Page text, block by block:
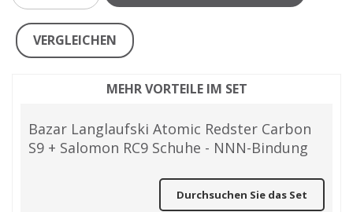
VERGLEICHEN
MEHR VORTEILE IM SET
Bazar Langlaufski Atomic Redster Carbon
S9 + Salomon RC9 Schuhe - NNN-Bindung
Durchsuchen Sie das Set